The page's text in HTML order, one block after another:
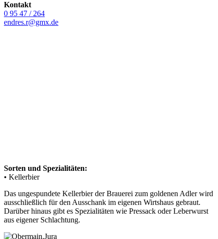
Kontakt
0 95 47 / 264
endres.r@gmx.de
Sorten und Spezialitäten:
• Kellerbier
Das ungespundete Kellerbier der Brauerei zum goldenen Adler wird
ausschließlich für den Ausschank im eigenen Wirtshaus gebraut.
Darüber hinaus gibt es Spezialitäten wie Pressack oder Leberwurst
aus eigener Schlachtung.